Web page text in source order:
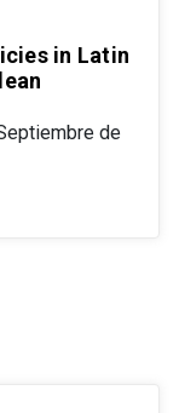
in Latin
de